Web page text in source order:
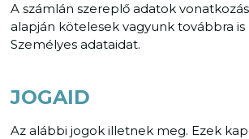
A számlán szereplő adatok
alapján kötelesek vagyunk továbbra is
Személyes adataidat.
JOGAID
Az alábbi jogok illetnek meg. Ezek